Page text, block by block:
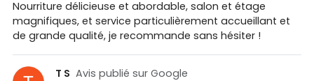
Nourriture délicieuse et abordable, salon et étage
magnifiques, et service particulièrement accueillant et
de grande qualité, je recommande sans hésiter !
T S Avis publié sur Google